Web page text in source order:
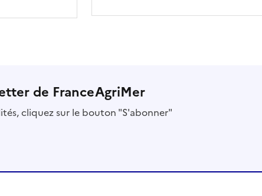
de FranceAgriMer
cliquez sur le bouton "S'abonner"